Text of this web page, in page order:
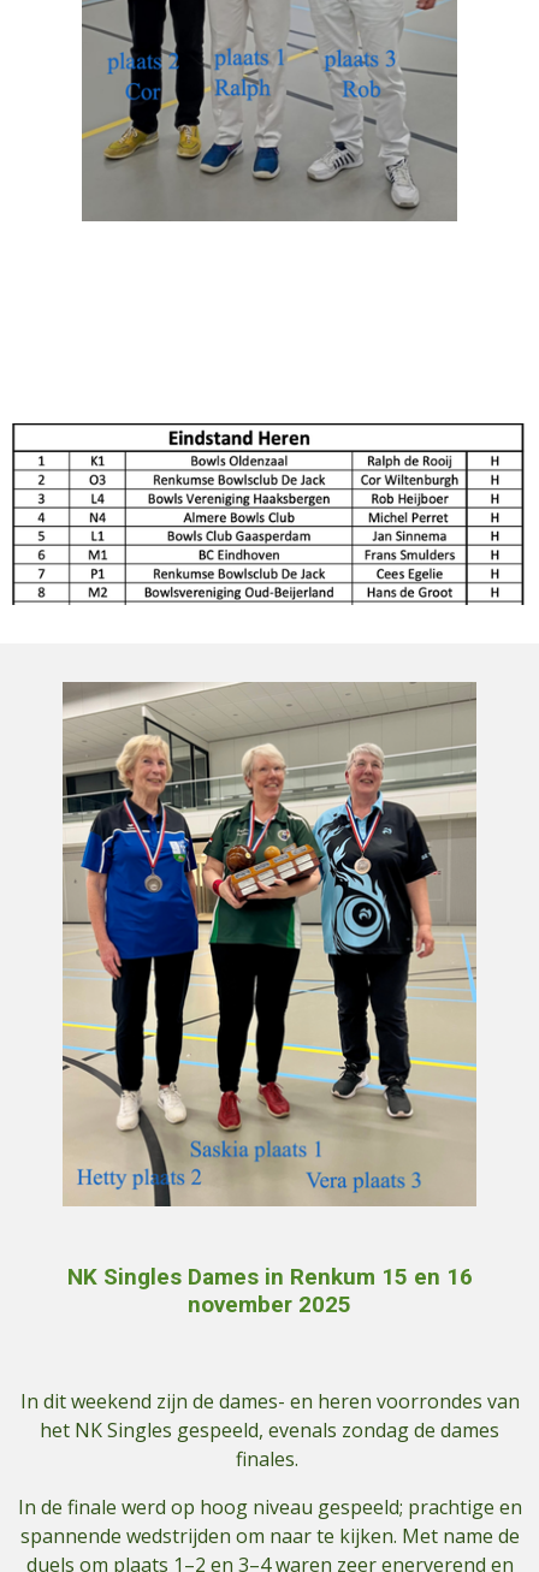
NK Singles Dames in Renkum 15 en 16
november 2025
In dit weekend zijn de dames- en heren voorrondes van
het NK Singles gespeeld, evenals zondag de dames
finales.
In de finale werd op hoog niveau gespeeld; prachtige en
spannende wedstrijden om naar te kijken. Met name de
duels om plaats 1–2 en 3–4 waren zeer enerverend en